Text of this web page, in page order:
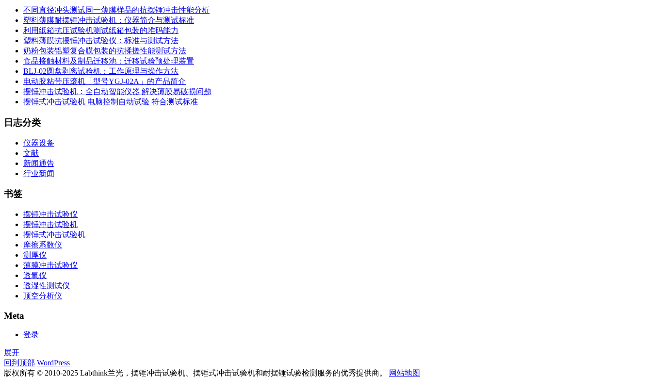
不同直径冲头测试同一薄膜样品的抗摆锤冲击性能分析
塑料薄膜耐摆锤冲击试验机：仪器简介与测试标准
利用纸箱抗压试验机测试纸箱包装的堆码能力
塑料薄膜抗摆锤冲击试验仪：标准与测试方法
奶粉包装铝塑复合膜包装的抗揉搓性能测试方法
食品接触材料及制品迁移池：迁移试验预处理装置
BLJ-02圆盘剥离试验机：工作原理与操作方法
电动胶粘带压滚机「型号YGJ-02A」的产品简介
摆锤冲击试验机：全自动智能仪器 解决薄膜易破损问题
摆锤式冲击试验机 电脑控制自动试验 符合测试标准
日志分类
仪器设备
文献
新闻通告
行业新闻
书签
摆锤冲击试验仪
摆锤冲击试验机
摆锤式冲击试验机
摩擦系数仪
测厚仪
薄膜冲击试验仪
透氧仪
透湿性测试仪
顶空分析仪
Meta
登录
展开
回到顶部 WordPress
版权所有 © 2010-2025 Labthink兰光，摆锤冲击试验机、摆锤式冲击试验机和耐摆锤试验检测服务的优秀提供商。
网站地图